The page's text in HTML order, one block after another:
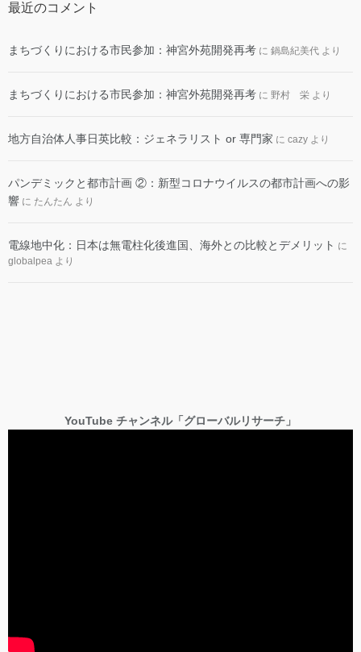
最近のコメント
まちづくりにおける市民参加：神宮外苑開発再考 に 鍋島紀美代 より
まちづくりにおける市民参加：神宮外苑開発再考 に 野村 栄 より
地方自治体人事日英比較：ジェネラリスト or 専門家 に cazy より
パンデミックと都市計画 ②：新型コロナウイルスの都市計画への影
響 に たんたん より
電線地中化：日本は無電柱化後進国、海外との比較とデメリット に
globalpea より
YouTube チャンネル「グローバルリサーチ」